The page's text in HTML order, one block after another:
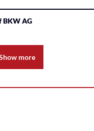
BKW AG
more